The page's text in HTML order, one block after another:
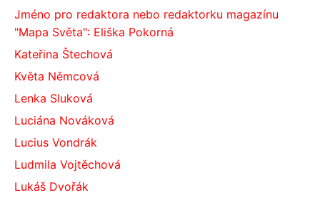
Jméno pro redaktora nebo redaktorku magazínu
"Mapa Světa": Eliška Pokorná
Kateřina Štechová
Květa Němcová
Lenka Sluková
Luciána Nováková
Lucius Vondrák
Ludmila Vojtěchová
Lukáš Dvořák